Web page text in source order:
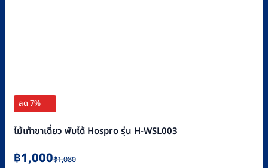
ลด 7%
ไม้เท้าขาเดี่ยว พับได้ Hospro รุ่น H-WSL003
฿1,080
Original
฿1,000
Current